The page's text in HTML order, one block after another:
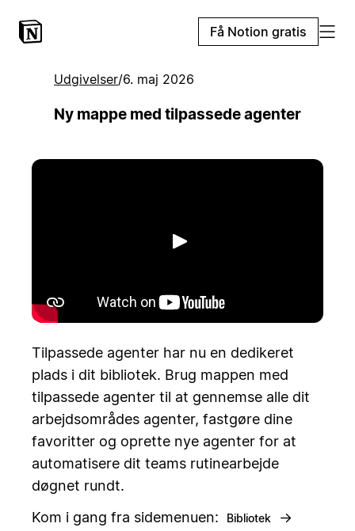
Få Notion gratis
Udgivelser/6. maj 2026
Ny mappe med tilpassede agenter
Afspil
Tilpassede agenter har nu en dedikeret
plads i dit bibliotek. Brug mappen med
tilpassede agenter til at gennemse alle dit
arbejdsområdes agenter, fastgøre dine
favoritter og oprette nye agenter for at
automatisere dit teams rutinearbejde
døgnet rundt.
Kom i gang fra sidemenuen:
Bibliotek →